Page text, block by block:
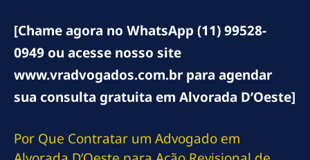
[Chame agora no WhatsApp (11) 99528-
0949 ou acesse nosso site
www.vradvogados.com.br para agendar
sua consulta gratuita em Alvorada D’Oeste]
Por Que Contratar um Advogado em